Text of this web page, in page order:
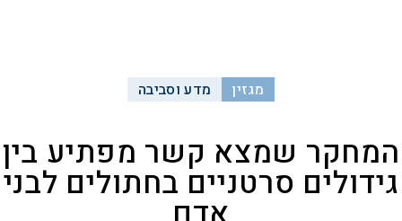
מגזין מדע וסביבה
המחקר שמצא קשר מפתיע בין
גידולים סרטניים בחתולים לבני